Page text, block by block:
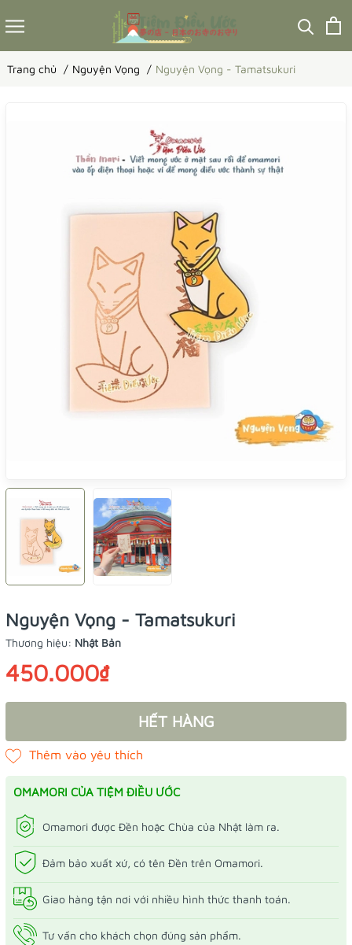
Trang chủ Nguyện Vọng Nguyện Vọng - Tamatsukuri
Nguyện Vọng - Tamatsukuri
Thương hiệu: Nhật Bản
450.000₫
HẾT HÀNG
OMAMORI CỦA TIỆM ĐIỀU ƯỚC
Omamori được Đền hoặc Chùa của Nhật làm ra.
Đảm bảo xuất xứ, có tên Đền trên Omamori.
Giao hàng tận nơi với nhiều hình thức thanh toán.
Tư vấn cho khách chọn đúng sản phẩm.